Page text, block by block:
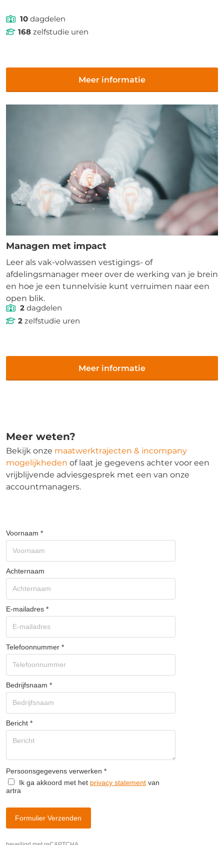
10 dagdelen
168 zelfstudie uren
Meer informatie
Managen met impact
Leer als vak-volwassen vestigings- of
afdelingsmanager meer over de werking van je brein
en hoe je een tunnelvisie kunt verruimen naar een
open blik.
2 dagdelen
2 zelfstudie uren
Meer informatie
Meer weten?
Bekijk onze maatwerktrajecten & incompany
mogelijkheden of laat je gegevens achter voor een
vrijblijvende adviesgesprek met een van onze
accountmanagers.